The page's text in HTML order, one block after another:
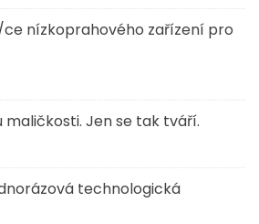
nízkoprahového zařízení pro
maličkosti. Jen se tak tváří.
technologická